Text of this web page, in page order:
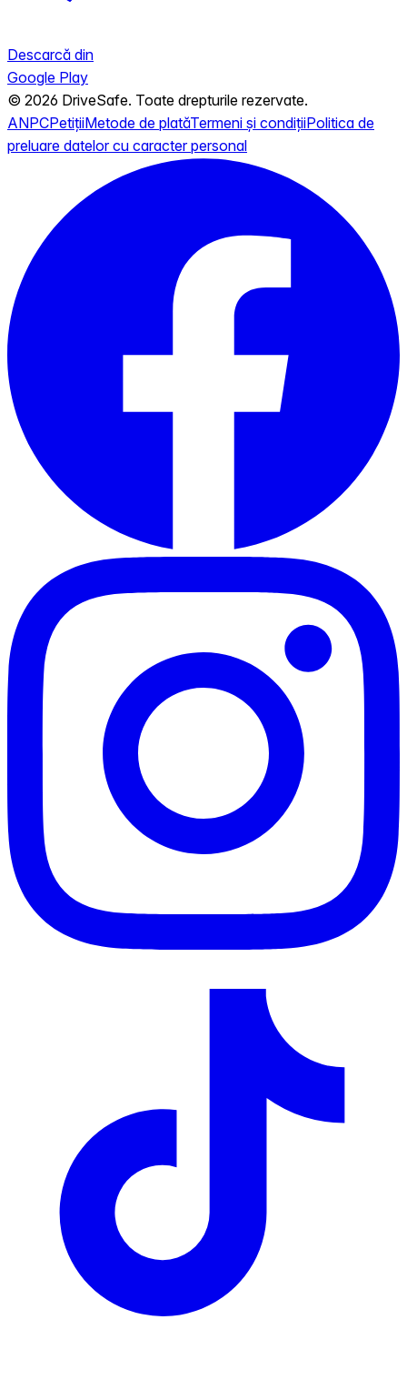
Descarcă din
Google Play
© 2026 DriveSafe. Toate drepturile rezervate.
ANPCPetițiiMetode de platăTermeni și condițiiPolitica de
preluare datelor cu caracter personal